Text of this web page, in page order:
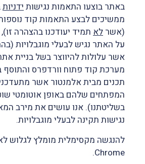
באתר בוצעו התאמות נגישותידניות
ממשיכים לבצע התאמות קוד
(אשר לא תמיד יעודכנו בהצהרה
על האתר נגיש לבעלי מוגבלויות
אשר עלולות להיווצר בשל בניית
מערכת קוד פתוח וורדפרס והתוסף
תכנים מבית אלמנטור אשר
המפתחים שלהם באופן אוטומטי
בשליטתנו). אנו עושים את מירב
נגישות תקינה לבעלי מוגבלויות.
להנגשה מקסימלית מומלץ לגלוש
Chrome.